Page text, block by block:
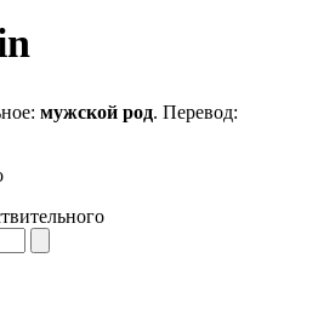
мужской род. Перевод: